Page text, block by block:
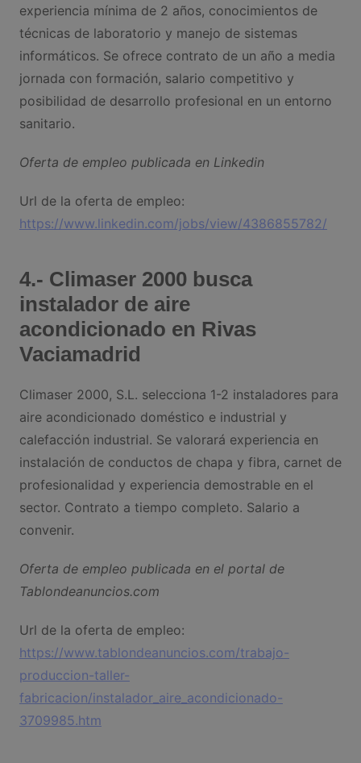
experiencia mínima de 2 años, conocimientos de
técnicas de laboratorio y manejo de sistemas
informáticos. Se ofrece contrato de un año a media
jornada con formación, salario competitivo y
posibilidad de desarrollo profesional en un entorno
sanitario.
Oferta de empleo publicada en Linkedin
Url de la oferta de empleo:
https://www.linkedin.com/jobs/view/4386855782/
4.- Climaser 2000 busca
instalador de aire
acondicionado en Rivas
Vaciamadrid
Climaser 2000, S.L. selecciona 1-2 instaladores para
aire acondicionado doméstico e industrial y
calefacción industrial. Se valorará experiencia en
instalación de conductos de chapa y fibra, carnet de
profesionalidad y experiencia demostrable en el
sector. Contrato a tiempo completo. Salario a
convenir.
Oferta de empleo publicada en el portal de
Tablondeanuncios.com
Url de la oferta de empleo:
https://www.tablondeanuncios.com/trabajo-
produccion-taller-
fabricacion/instalador_aire_acondicionado-
3709985.htm